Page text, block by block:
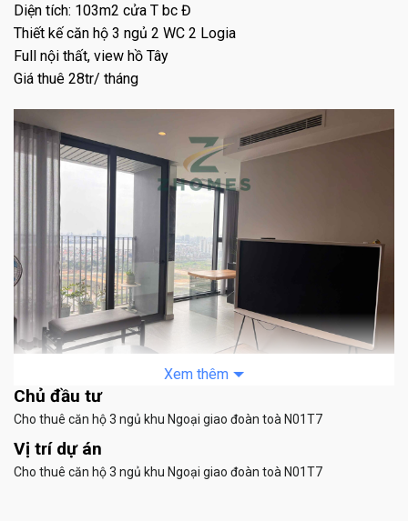
Diện tích: 103m2 cửa T bc Đ
Thiết kế căn hộ 3 ngủ 2 WC 2 Logia
Full nội thất, view hồ Tây
Giá thuê 28tr/ tháng
Cho Thue Can Ho 3 Ngu Toa N01t7 (13)
Xem thêm
Chủ đầu tư
Cho thuê căn hộ 3 ngủ khu Ngoại giao đoàn toà N01T7
Vị trí dự án
Cho thuê căn hộ 3 ngủ khu Ngoại giao đoàn toà N01T7